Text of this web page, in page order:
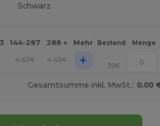
Schwarz
144-287 288 + Mehr Bestand Menge
4.67€ 4.45€ + 396
Gesamtsumme inkl. MwSt.: 0.00